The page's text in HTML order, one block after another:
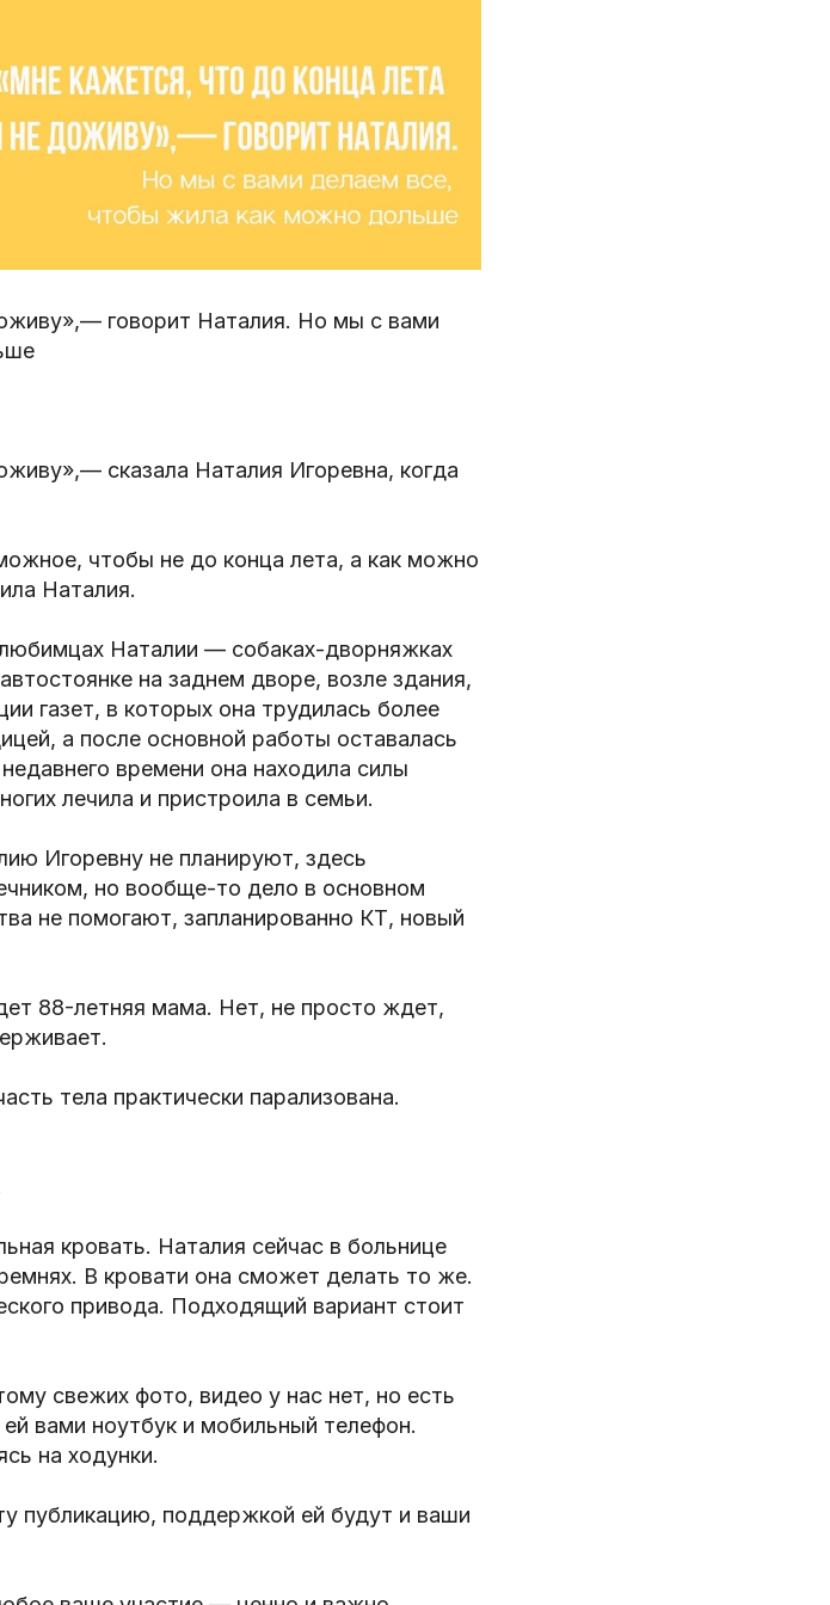
говорит Наталия. Но мы с вами
сказала Наталия Игоревна, когда
чтобы не до конца лета, а как можно
Наталия.
Наталии — собаках-дворняжках
на заднем дворе, возле здания,
газет, в которых она трудилась более
а после основной работы оставалась
времени она находила силы
лечила и пристроила в семьи.
Игоревну не планируют, здесь
но вообще-то дело в основном
не помогают, запланированно КТ, новый
88-летняя мама. Нет, не просто ждет,
тела практически парализована.
кровать. Наталия сейчас в больнице
В кровати она сможет делать то же.
привода. Подходящий вариант стоит
свежих фото, видео у нас нет, но есть
вами ноутбук и мобильный телефон.
на ходунки.
публикацию, поддержкой ей будут и ваши